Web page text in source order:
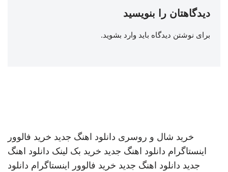
دیدگاهتان را بنویسید
برای نوشتن دیدگاه باید وارد بشوید.
خرید شال و روسری دانلود اهنگ جدید خرید فالوور
اینستاگرام دانلود اهنگ جدید خرید بک لینک دانلود اهنگ
جدید دانلود اهنگ جدید خرید فالوور اینستاگرام دانلود